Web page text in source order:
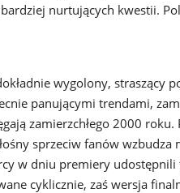
nurtujących kwestii.
wygolony, straszący
panującymi trendami,
zamierzchłego 2000 roku.
sprzeciw fanów
w dniu premiery
cyklicznie, zaś wersja